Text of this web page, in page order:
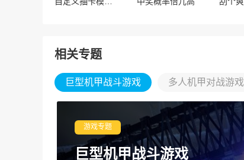
相关专题
巨型机甲战斗游戏 多人机甲对战游戏
游戏专题
巨型机甲战斗游戏